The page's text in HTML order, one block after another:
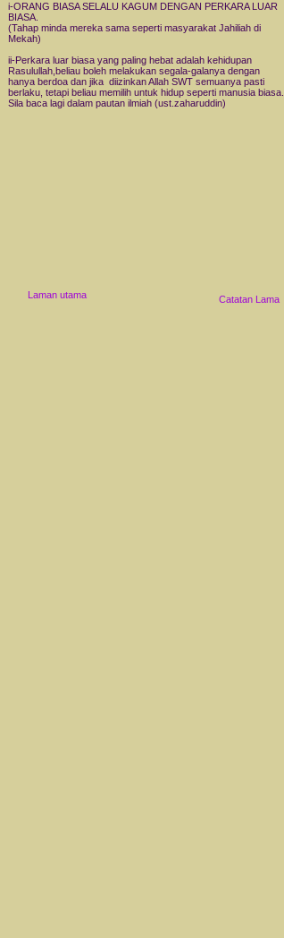
i-ORANG BIASA SELALU KAGUM DENGAN PERKARA LUAR
BIASA.
(Tahap minda mereka sama seperti masyarakat Jahiliah di
Mekah)
ii-Perkara luar biasa yang paling hebat adalah kehidupan
Rasulullah,beliau boleh melakukan segala-galanya dengan
hanya berdoa dan jika diizinkan Allah SWT semuanya pasti
berlaku, tetapi beliau memilih untuk hidup seperti manusia biasa.
Sila baca lagi dalam pautan ilmiah (ust.zaharuddin)
Catatan Lama
Laman utama